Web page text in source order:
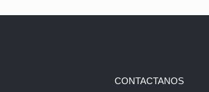
CONTACTANOS